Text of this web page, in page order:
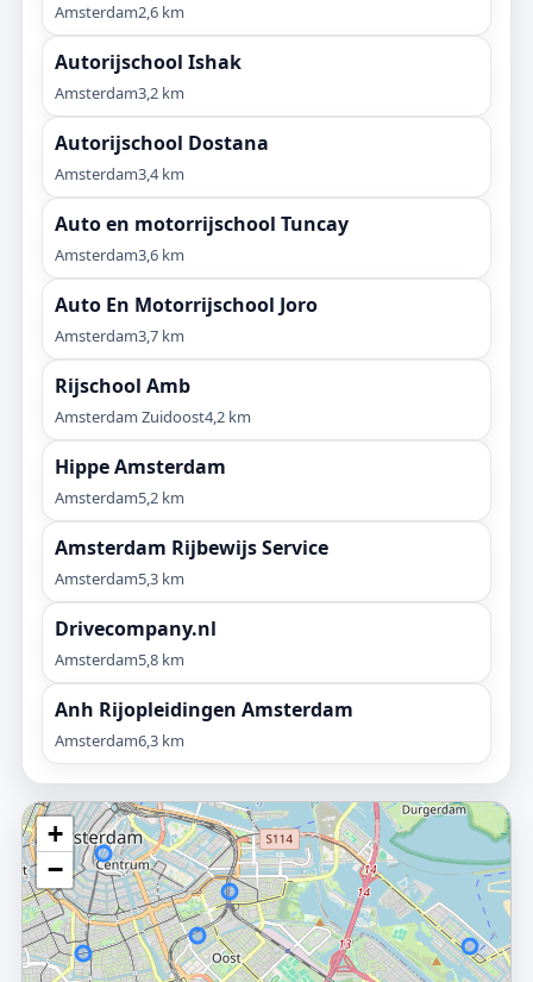
Amsterdam2,6 km
Autorijschool Ishak
Amsterdam3,2 km
Autorijschool Dostana
Amsterdam3,4 km
Auto en motorrijschool Tuncay
Amsterdam3,6 km
Auto En Motorrijschool Joro
Amsterdam3,7 km
Rijschool Amb
Amsterdam Zuidoost4,2 km
Hippe Amsterdam
Amsterdam5,2 km
Amsterdam Rijbewijs Service
Amsterdam5,3 km
Drivecompany.nl
Amsterdam5,8 km
Anh Rijopleidingen Amsterdam
Amsterdam6,3 km
+
−